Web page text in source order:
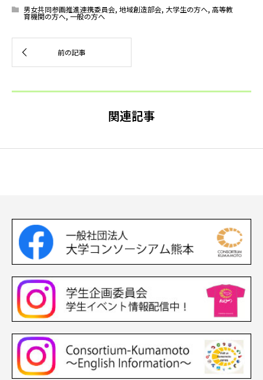
男女共同参画推進連携委員会, 地域創造部会, 大学生の方へ, 高等教
育機関の方へ,一般の方へ
関連記事